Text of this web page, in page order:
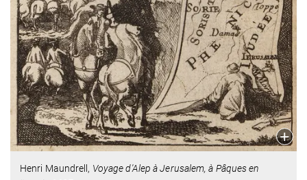
Henri Maundrell, Voyage d'Alep à Jerusalem, à Pâques en